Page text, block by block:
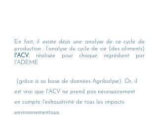
En fait, il existe déjà une analyse de ce cycle de
l'ACV, réalisée pour chaque ingrédient par
l'ADEME
est vrai que l'ACV ne prend pas nécessairement
en compte l’exhaustivité de tous les impacts
environnementaux.